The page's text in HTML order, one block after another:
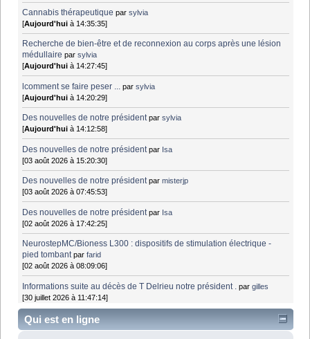
Cannabis thérapeutique parsylvia
[Aujourd'hui à 14:35:35]
Recherche de bien-être et de reconnexion au corps après une lésion
médullaire parsylvia
[Aujourd'hui à 14:27:45]
lcomment se faire peser ... parsylvia
[Aujourd'hui à 14:20:29]
Des nouvelles de notre président parsylvia
[Aujourd'hui à 14:12:58]
Des nouvelles de notre président par Isa
[03 août 2026 à 15:20:30]
Des nouvelles de notre président parmisterjp
[03 août 2026 à 07:45:53]
Des nouvelles de notre président par Isa
[02 août 2026 à 17:42:25]
NeurostepMC/Bioness L300 : dispositifs de stimulation électrique -
pied tombant parfarid
[02 août 2026 à 08:09:06]
Informations suite au décès de T Delrieu notre président . pargilles
[30 juillet 2026 à 11:47:14]
Qui est en ligne